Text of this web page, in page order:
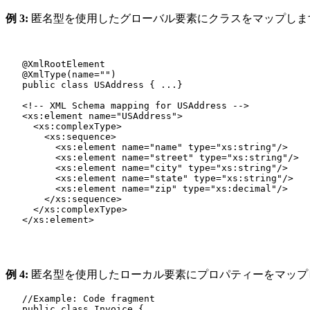
例 3: 匿名型を使用したグローバル要素にクラスをマップしま
   @XmlRootElement
   @XmlType(name="")
   public class USAddress { ...}
   <!-- XML Schema mapping for USAddress -->
   <xs:element name="USAddress">
     <xs:complexType>
       <xs:sequence>
         <xs:element name="name" type="xs:string"/>
         <xs:element name="street" type="xs:string"/>
         <xs:element name="city" type="xs:string"/>
         <xs:element name="state" type="xs:string"/>
         <xs:element name="zip" type="xs:decimal"/>
       </xs:sequence>
     </xs:complexType>
   </xs:element>
例 4: 匿名型を使用したローカル要素にプロパティーをマッ
   //Example: Code fragment